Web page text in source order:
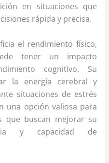
en situaciones que
rápida y precisa.
el rendimiento físico,
tener un impacto
cognitivo. Su
la energía cerebral y
situaciones de estrés
una opción valiosa para
que buscan mejorar su
y capacidad de